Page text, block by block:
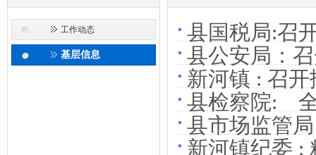
工作动态
基层信息
县国税局:召
县公安局：
新河镇 : 召
县检察院: 全
县市场监管
新河镇纪委 :